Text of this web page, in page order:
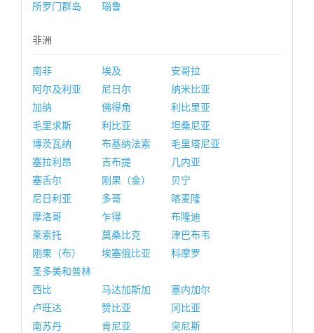
所罗门群岛
瑙鲁
非洲
南非 埃及
安哥拉
阿尔及利亚
尼日尔
纳米比亚
加纳
佛得角
利比里亚
毛里求斯
利比亚
坦桑尼亚
博茨瓦纳
布基纳法索
毛里塔尼亚
塞拉利昂
吉布提
几内亚
塞舌尔
刚果（金）
贝宁
尼日利亚
多哥
喀麦隆
摩洛哥
乍得
布隆迪
莱索托
莫桑比克
津巴布韦
刚果（布）
埃塞俄比亚
科摩罗
圣多美和普林
西比
马达加斯加
塞内加尔
卢旺达
赞比亚
冈比亚
南苏丹
肯尼亚 突尼斯